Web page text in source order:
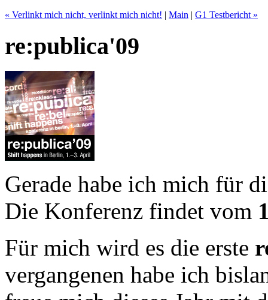
« Verlinkt mich nicht, verlinkt mich nicht! | Main | G1 Testbericht »
re:publica'09
Gerade habe ich mich für
Die Konferenz findet vom
Für mich wird es die erste
vergangenen habe ich